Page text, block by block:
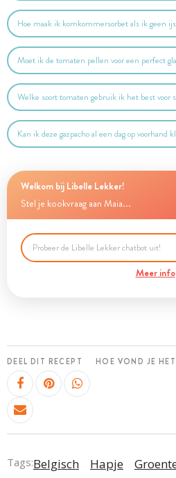
Hoe maak ik komkommersorbet als ik geen
Moet ik de tomaten pellen voor een perfect
Welke soort tomaten gebruik ik het best voor
Kan ik deze gazpacho al een dag op voorhand
Welkom bij Libelle Lekker!
Stel je kookvraag aan Maia...
Meer info
DEEL DIT RECEPT HOE VOND JE
Tags:Belgisch Hapje